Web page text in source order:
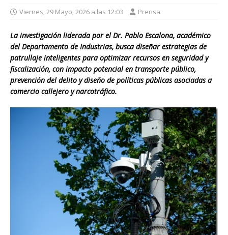
Viernes, 29 Mayo, 2026 a las 12:03 Prensa
La investigación liderada por el Dr. Pablo Escalona, académico
del Departamento de Industrias, busca diseñar estrategias de
patrullaje inteligentes para optimizar recursos en seguridad y
fiscalización, con impacto potencial en transporte público,
prevención del delito y diseño de políticas públicas asociadas a
comercio callejero y narcotráfico.